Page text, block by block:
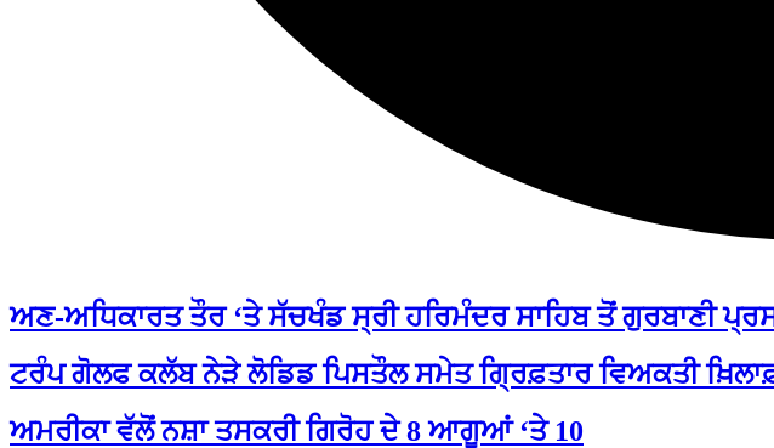
ਅਣ-ਅਧਿਕਾਰਤ ਤੌਰ ‘ਤੇ ਸੱਚਖੰਡ ਸ੍ਰੀ ਹਰਿਮੰਦਰ ਸਾਹਿਬ ਤੋਂ ਗੁਰਬਾਣੀ
ਟਰੰਪ ਗੋਲਫ ਕਲੱਬ ਨੇੜੇ ਲੋਡਿਡ ਪਿਸਤੌਲ ਸਮੇਤ ਗ੍ਰਿਫ਼ਤਾਰ ਵਿਅਕਤੀ
ਅਮਰੀਕਾ ਵੱਲੋਂ ਨਸ਼ਾ ਤਸਕਰੀ ਗਿਰੋਹ ਦੇ 8 ਆਗੂਆਂ ‘ਤੇ 10